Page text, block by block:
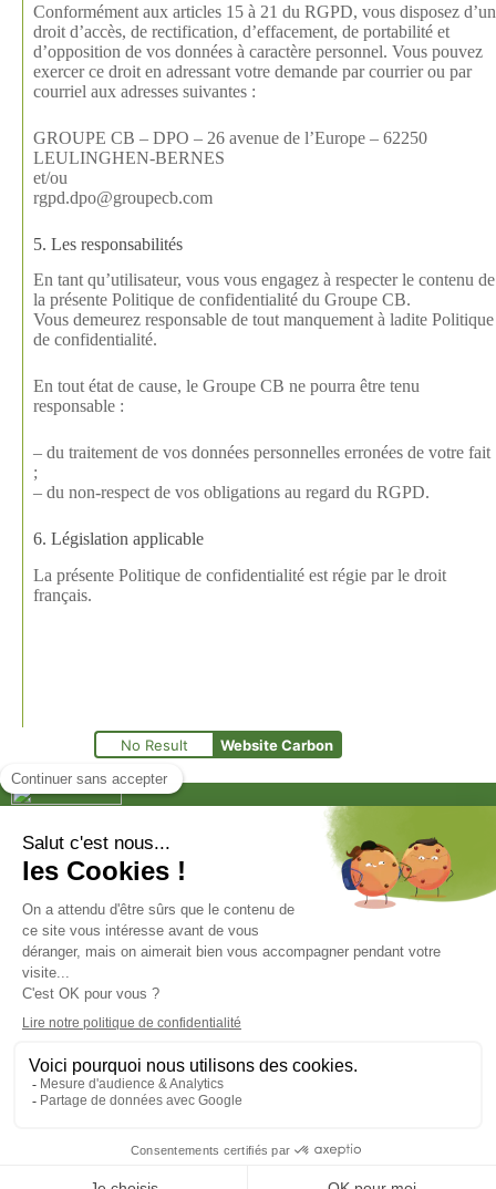
Conformément aux articles 15 à 21 du RGPD, vous disposez d’un
droit d’accès, de rectification, d’effacement, de portabilité et
d’opposition de vos données à caractère personnel. Vous pouvez
exercer ce droit en adressant votre demande par courrier ou par
courriel aux adresses suivantes :
GROUPE CB – DPO – 26 avenue de l’Europe – 62250
LEULINGHEN-BERNES
et/ou
rgpd.dpo@groupecb.com
5. Les responsabilités
En tant qu’utilisateur, vous vous engagez à respecter le contenu de
la présente Politique de confidentialité du Groupe CB.
Vous demeurez responsable de tout manquement à ladite Politique
de confidentialité.
En tout état de cause, le Groupe CB ne pourra être tenu
responsable :
– du traitement de vos données personnelles erronées de votre fait
;
– du non-respect de vos obligations au regard du RGPD.
6. Législation applicable
La présente Politique de confidentialité est régie par le droit
français.
No Result Website Carbon
Le Groupe CB est une entreprise familiale spécialisée
dans la transformation et la valorisation de la matière.
Groupe CB
1400 avenue de l’Europe 62 250 Leulinghen-Bernes
03 21 99 67 00
Contact Mentions légales Confidentialité
Une réalisation mediapilote